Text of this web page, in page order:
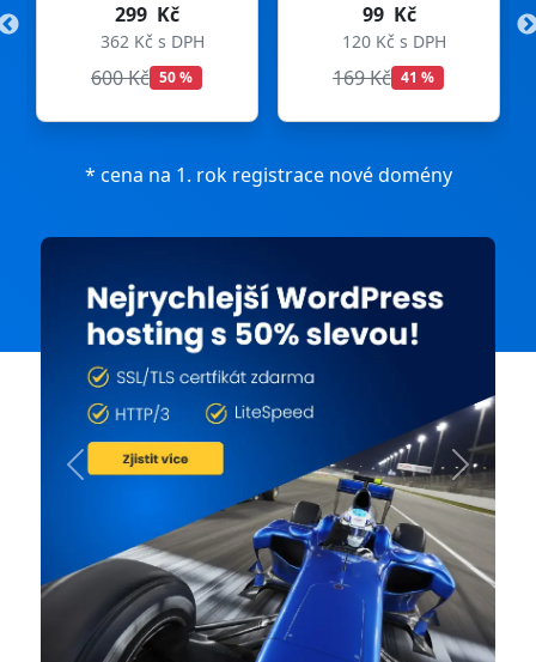
120 Kč s DPH
169 Kč
333 Kč s DPH
299 Kč
* cena na 1. rok registrace nové domény
Previous Next